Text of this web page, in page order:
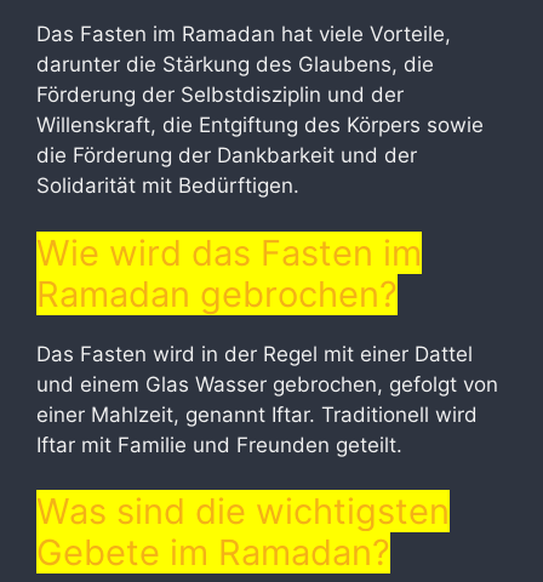
Das Fasten im Ramadan hat viele Vorteile,
darunter die Stärkung des Glaubens, die
Förderung der Selbstdisziplin und der
Willenskraft, die Entgiftung des Körpers sowie
die Förderung der Dankbarkeit und der
Solidarität mit Bedürftigen.
Wie wird das Fasten im
Ramadan gebrochen?
Das Fasten wird in der Regel mit einer Dattel
und einem Glas Wasser gebrochen, gefolgt von
einer Mahlzeit, genannt Iftar. Traditionell wird
Iftar mit Familie und Freunden geteilt.
Was sind die wichtigsten
Gebete im Ramadan?